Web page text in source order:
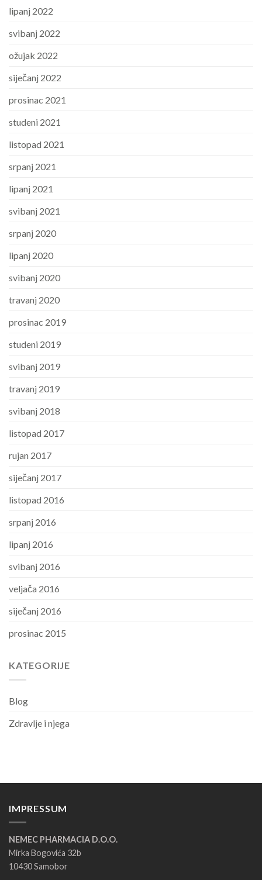
lipanj 2022
svibanj 2022
ožujak 2022
siječanj 2022
prosinac 2021
studeni 2021
listopad 2021
srpanj 2021
lipanj 2021
svibanj 2021
srpanj 2020
lipanj 2020
svibanj 2020
travanj 2020
prosinac 2019
studeni 2019
svibanj 2019
travanj 2019
svibanj 2018
listopad 2017
rujan 2017
siječanj 2017
listopad 2016
srpanj 2016
lipanj 2016
svibanj 2016
veljača 2016
siječanj 2016
prosinac 2015
KATEGORIJE
Blog
Zdravlje i njega
IMPRESSUM
NEMEC PHARMACIA D.O.O.
Mirka Bogovića 32b
10430 Samobor